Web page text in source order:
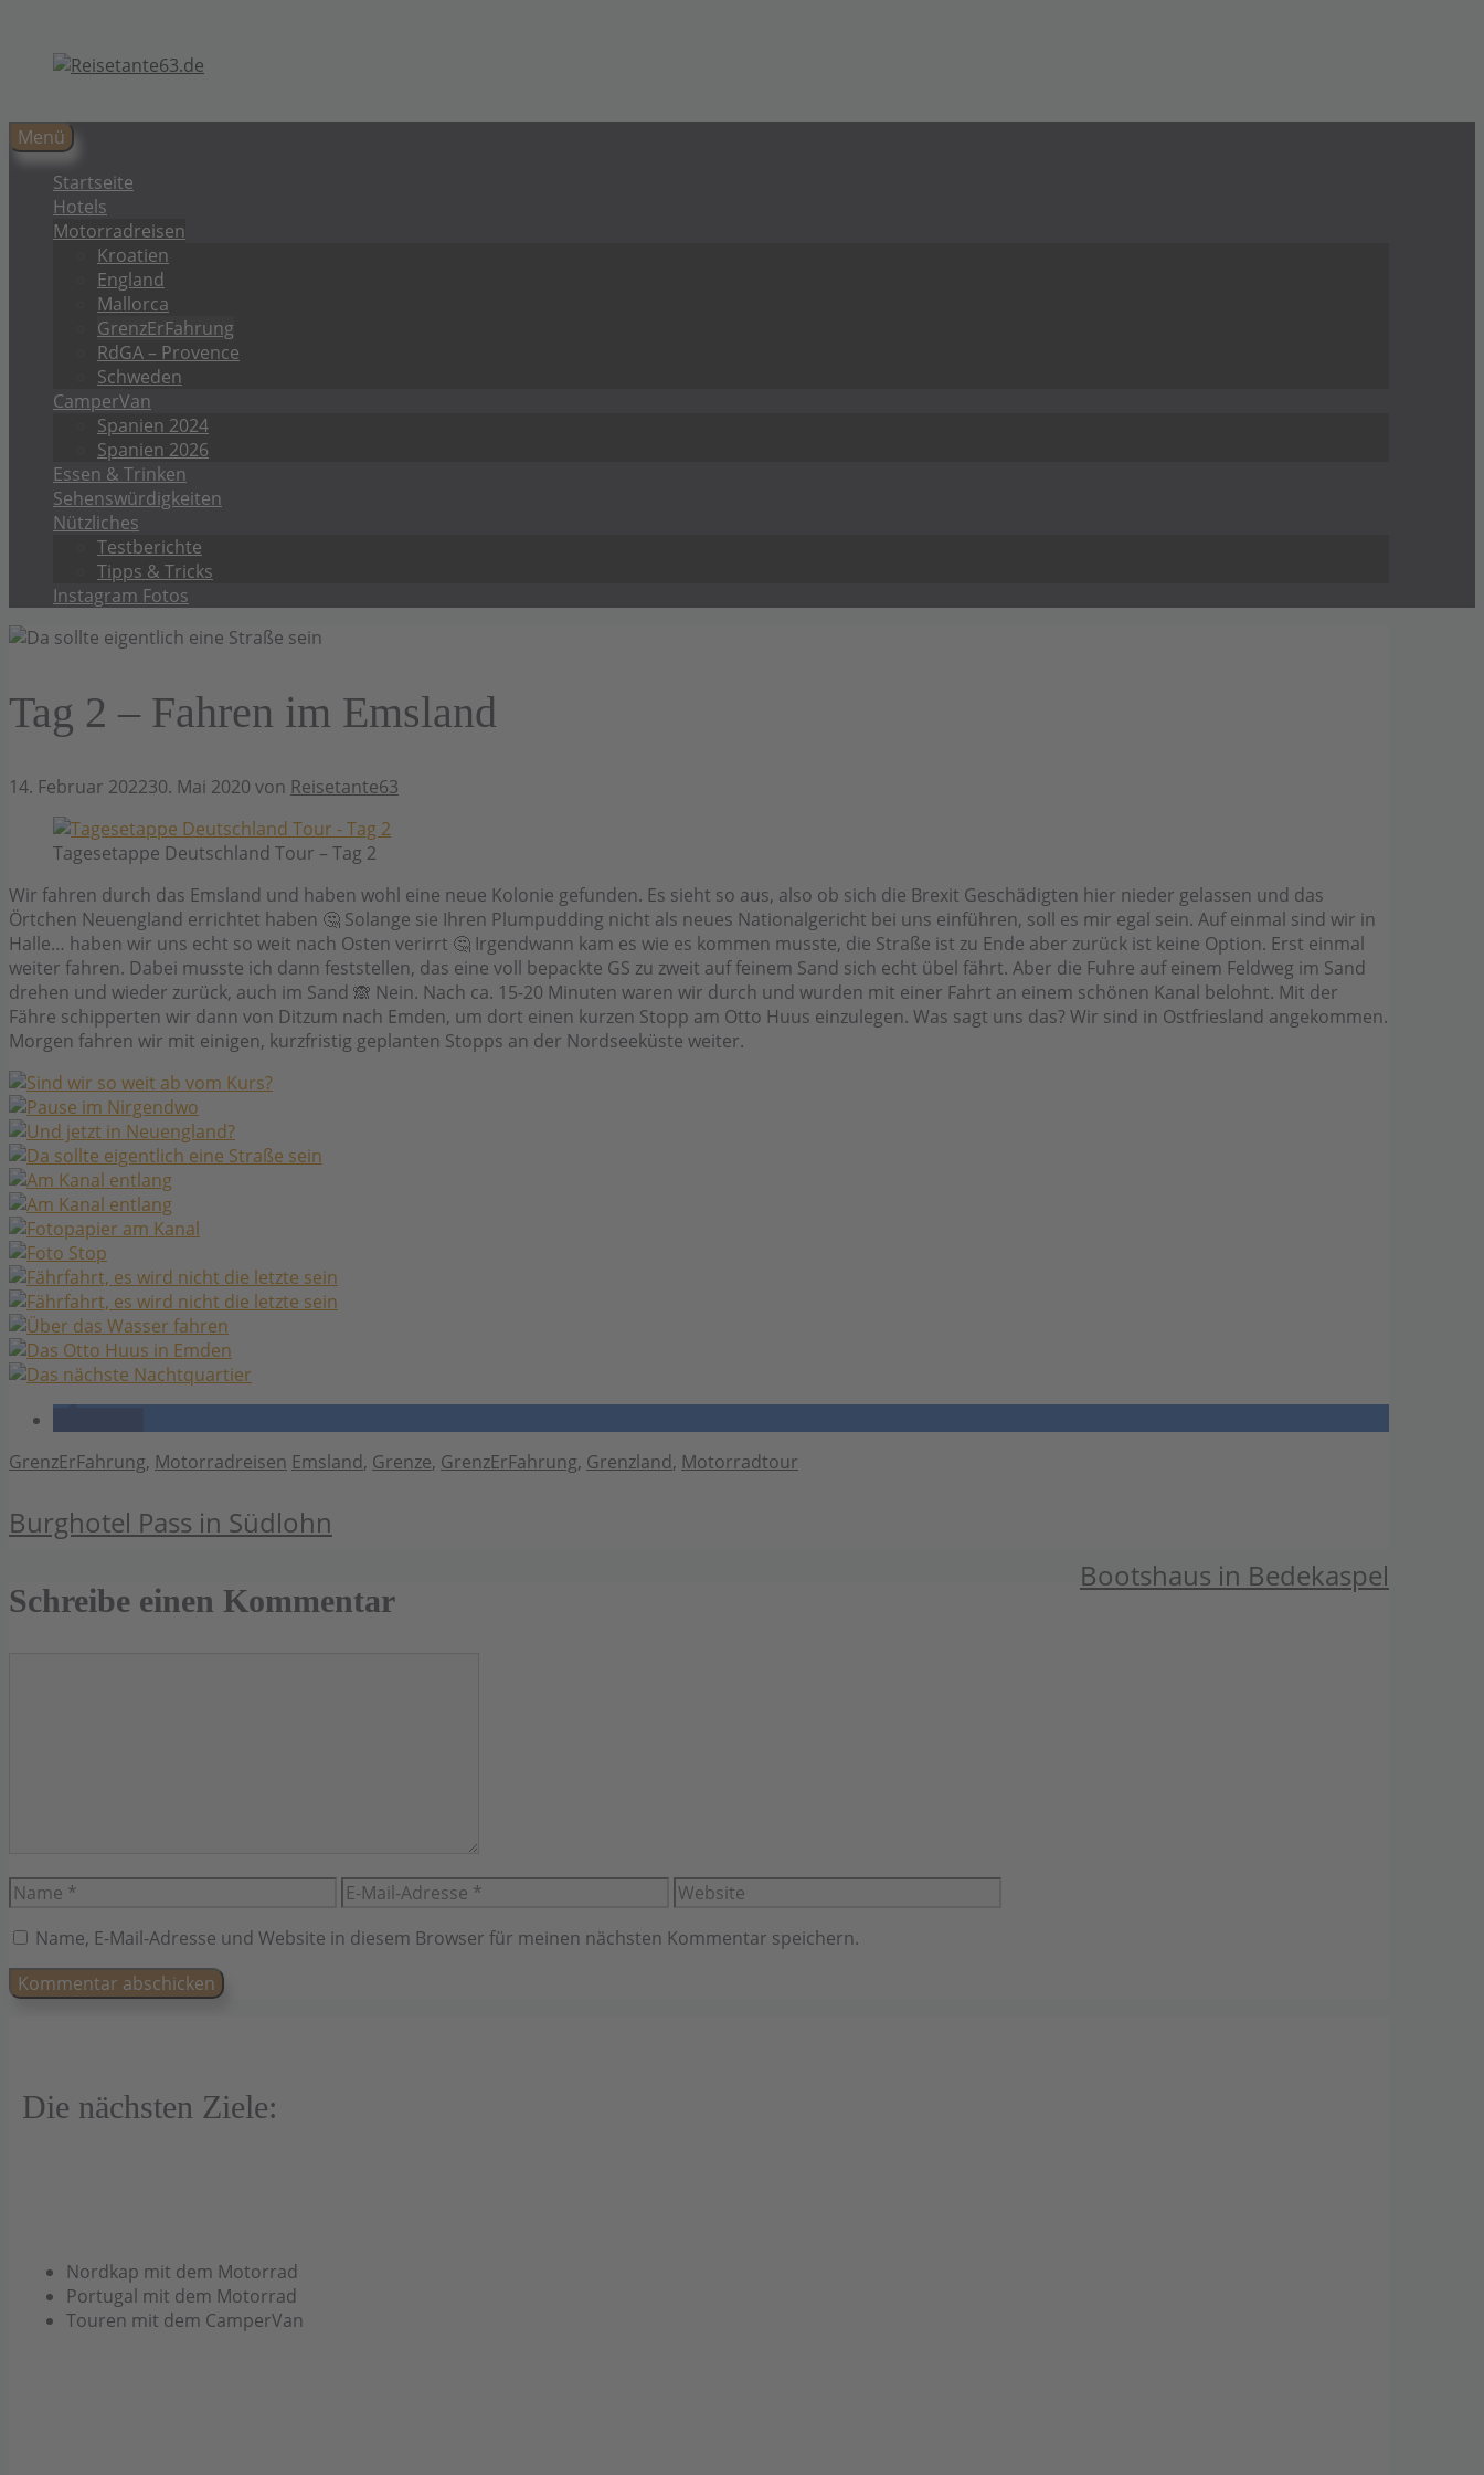
springen
Menü
Startseite
Hotels
Motorradreisen
Kroatien
England
Mallorca
GrenzErFahrung
RdGA – Provence
Schweden
CamperVan
Spanien 2024
Spanien 2026
Essen & Trinken
Sehenswürdigkeiten
Nützliches
Testberichte
Tipps & Tricks
Instagram Fotos
Tag 2 – Fahren im Emsland
14. Februar 202230. Mai 2020 von Reisetante63
Tagesetappe Deutschland Tour – Tag 2
Wir fahren durch das Emsland und haben wohl eine neue Kolonie gefunden. Es sieht so aus, also ob sich die Brexit Geschädigten hier nieder gelassen und das
Örtchen Neuengland errichtet haben 🤔 Solange sie Ihren Plumpudding nicht als neues Nationalgericht bei uns einführen, soll es mir egal sein. Auf einmal sind wir in
Halle… haben wir uns echt so weit nach Osten verirrt 🤔 Irgendwann kam es wie es kommen musste, die Straße ist zu Ende aber zurück ist keine Option. Erst einmal
weiter fahren. Dabei musste ich dann feststellen, das eine voll bepackte GS zu zweit auf feinem Sand sich echt übel fährt. Aber die Fuhre auf einem Feldweg im Sand
drehen und wieder zurück, auch im Sand 🙈 Nein. Nach ca. 15-20 Minuten waren wir durch und wurden mit einer Fahrt an einem schönen Kanal belohnt. Mit der
Fähre schipperten wir dann von Ditzum nach Emden, um dort einen kurzen Stopp am Otto Huus einzulegen. Was sagt uns das? Wir sind in Ostfriesland angekommen.
Morgen fahren wir mit einigen, kurzfristig geplanten Stopps an der Nordseeküste weiter.
Kategorien
GrenzErFahrung, Motorradreisen Schlagwörter
Emsland, Grenze, GrenzErFahrung, Grenzland, Motorradtour
Burghotel Pass in Südlohn
Bootshaus in Bedekaspel
Schreibe einen Kommentar
Name
E-
Mail-
Adresse
Website
Name, E-Mail-Adresse und Website in diesem Browser für meinen nächsten Kommentar speichern.
Die nächsten Ziele:
Nordkap mit dem Motorrad
Portugal mit dem Motorrad
Touren mit dem CamperVan